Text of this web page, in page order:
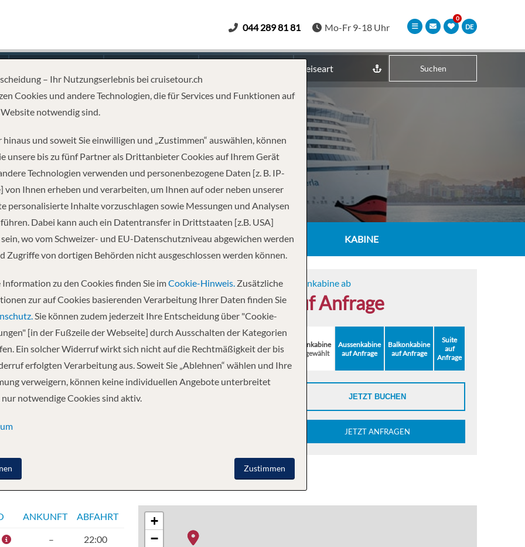
DE
044 289 81 81 Mo-Fr 9-18 Uhr
Reiseart Suchen
REPUBLIK
REISEINFORMATIONEN KABINE
26.11.2026
Seetag - Grenada - Barbados - St.
Innenkabine ab
auf Anfrage
Innenkabine
ausgewählt
Aussenkabine
auf Anfrage
Balkonkabine
auf Anfrage
Suite
auf
Anfrage
JETZT BUCHEN
JETZT ANFRAGEN
ANKUNFT ABFAHRT
– 22:00
+
−
– Ihr Nutzungserlebnis bei cruisetour.ch
Cookies und andere Technologien, die für Services und Funktionen auf
notwendig sind.
hinaus und soweit Sie einwilligen und „Zustimmen“ auswählen, können
unsere bis zu fünf Partner als Drittanbieter Cookies auf Ihrem Gerät
Technologien verwenden und personenbezogene Daten [z. B. IP-
von Ihnen erheben und verarbeiten, um Ihnen auf oder neben unserer
personalisierte Inhalte vorzuschlagen sowie Messungen und Analysen
Dabei kann auch ein Datentransfer in Drittstaaten [z.B. USA]
wo vom Schweizer- und EU-Datenschutzniveau abgewichen werden
Zugriffe von dortigen Behörden nicht ausgeschlossen werden können.
zu den Cookies finden Sie imCookie-Hinweis. Zusätzliche
zur auf Cookies basierenden Verarbeitung Ihrer Daten finden Sie
Sie können zudem jederzeit Ihre Entscheidung über "Cookie-
[in der Fußzeile der Webseite] durch Ausschalten der Kategorien
Ein solcher Widerruf wirkt sich nicht auf die Rechtmäßigkeit der bis
erfolgten Verarbeitung aus. Soweit Sie „Ablehnen“ wählen und Ihre
verweigern, können keine individuellen Angebote unterbreitet
notwendige Cookies sind aktiv.
Zustimmen